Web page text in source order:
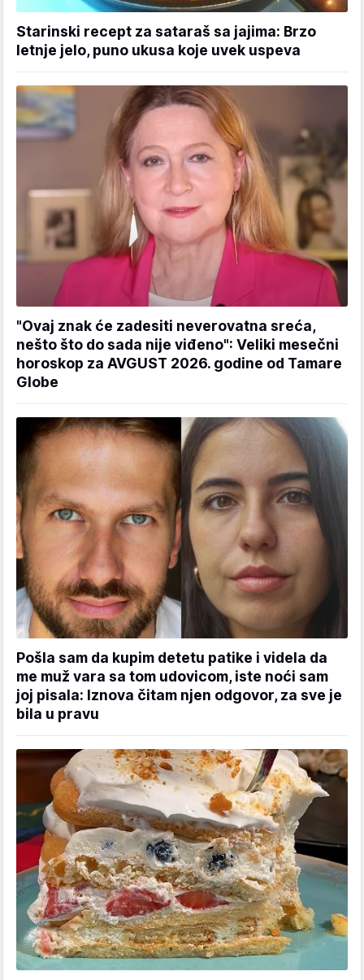
Starinski recept za sataraš sa jajima: Brzo
letnje jelo, puno ukusa koje uvek uspeva
"Ovaj znak će zadesiti neverovatna sreća,
nešto što do sada nije viđeno": Veliki mesečni
horoskop za AVGUST 2026. godine od Tamare
Globe
Pošla sam da kupim detetu patike i videla da
me muž vara sa tom udovicom, iste noći sam
joj pisala: Iznova čitam njen odgovor, za sve je
bila u pravu